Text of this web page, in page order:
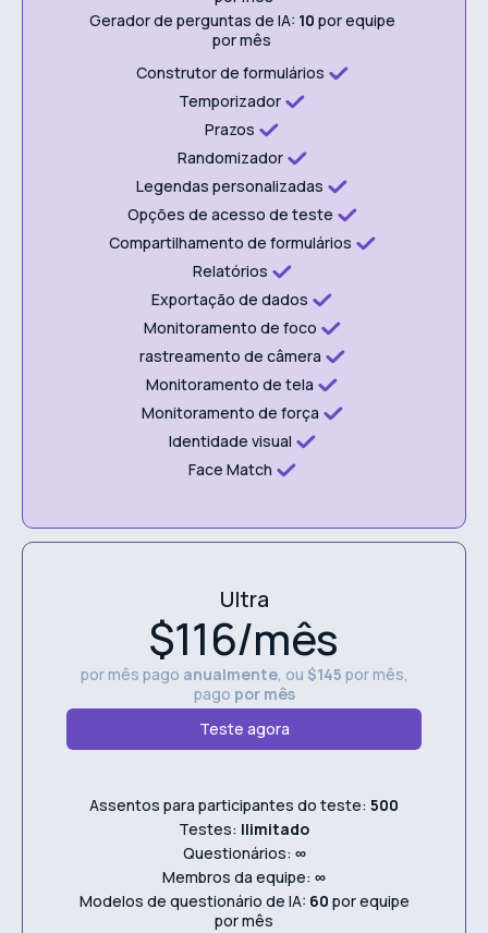
Gerador de perguntas de IA: 10 por equipe
por mês
Construtor de formulários
Temporizador
Prazos
Randomizador
Legendas personalizadas
Opções de acesso de teste
Compartilhamento de formulários
Relatórios
Exportação de dados
Monitoramento de foco
rastreamento de câmera
Monitoramento de tela
Monitoramento de força
Identidade visual
Face Match
Ultra
$116/mês
por mês pago anualmente, ou $145 por mês,
pago por mês
Teste agora
Assentos para participantes do teste: 500
Testes: Ilimitado
Questionários: ∞
Membros da equipe: ∞
Modelos de questionário de IA: 60 por equipe
por mês